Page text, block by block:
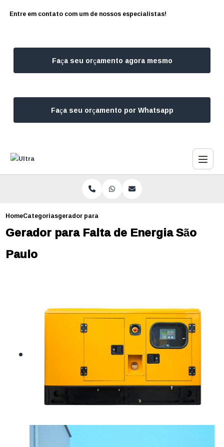
Entre em contato com um de nossos especialistas!
Faça seu orçamento agora mesmo
Faça seu orçamento por Whatsapp
HomeCategoriasgerador para falta de energia sao paulo
Gerador para Falta de Energia São
Paulo